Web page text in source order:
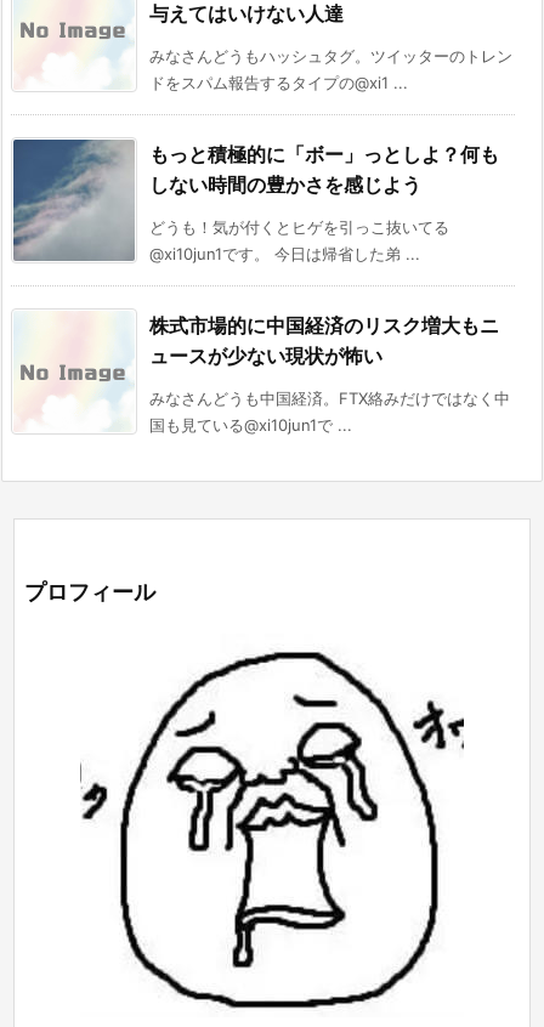
与えてはいけない人達
みなさんどうもハッシュタグ。ツイッターのトレン
ドをスパム報告するタイプの@xi1 ...
もっと積極的に「ボー」っとしよ？何も
しない時間の豊かさを感じよう
どうも！気が付くとヒゲを引っこ抜いてる
@xi10jun1です。 今日は帰省した弟 ...
株式市場的に中国経済のリスク増大もニ
ュースが少ない現状が怖い
みなさんどうも中国経済。FTX絡みだけではなく中
国も見ている@xi10jun1で ...
プロフィール